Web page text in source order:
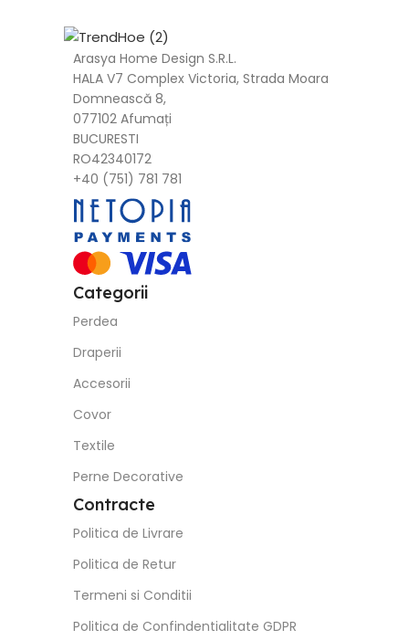
Arasya Home Design S.R.L.
HALA V7 Complex Victoria, Strada Moara
Domnească 8,
077102 Afumați
BUCURESTI
RO42340172
+40 (751) 781 781
Categorii
Perne Decorative
Contracte